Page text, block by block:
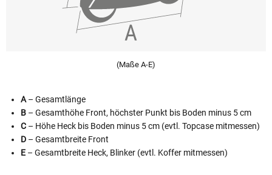
(Maße A-E)
A – Gesamtlänge
B – Gesamthöhe Front, höchster Punkt bis Boden minus 5 cm
C – Höhe Heck bis Boden minus 5 cm (evtl. Topcase mitmessen)
D – Gesamtbreite Front
E – Gesamtbreite Heck, Blinker (evtl. Koffer mitmessen)